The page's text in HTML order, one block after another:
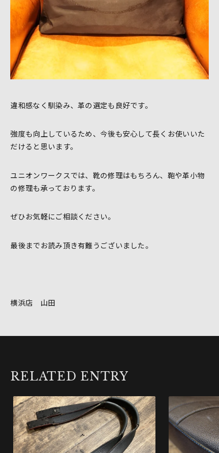
違和感なく馴染み、革の選定も良好です。
強度も向上しているため、今後も安心して長くお使いいた
だけると思います。
ユニオンワークスでは、靴の修理はもちろん、鞄や革小物
の修理も承っております。
ぜひお気軽にご相談ください。
最後までお読み頂き有難うございました。
横浜店 山田
RELATED ENTRY